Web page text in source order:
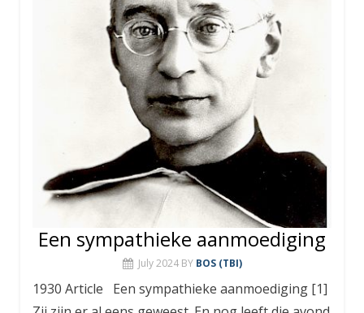
Een sympathieke aanmoediging
July 2024 BY BOS (TBI)
1930 Article Een sympathieke aanmoediging [1]